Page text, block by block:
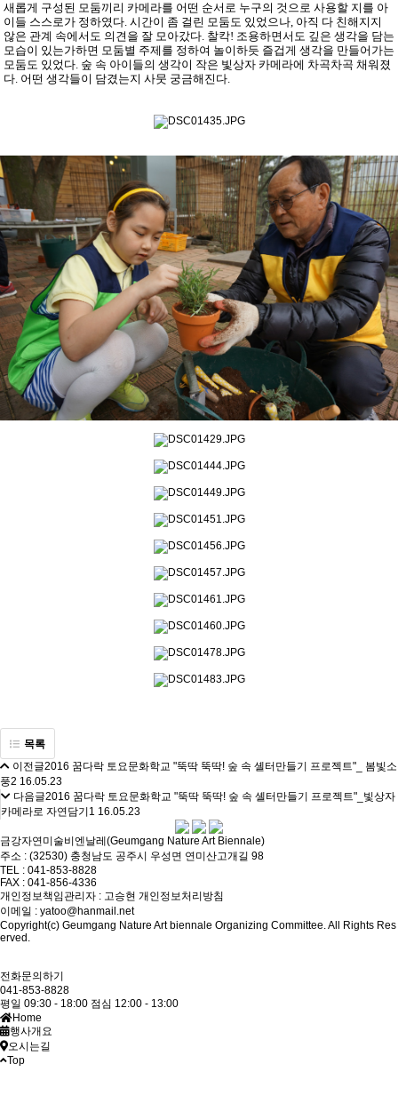
새롭게 구성된 모둠끼리 카메라를 어떤 순서로 누구의 것으로 사용할 지를 아
이들 스스로가 정하였다. 시간이 좀 걸린 모둠도 있었으나, 아직 다 친해지지
않은 관계 속에서도 의견을 잘 모아갔다. 찰칵! 조용하면서도 깊은 생각을 담는
모습이 있는가하면 모둠별 주제를 정하여 놀이하듯 즐겁게 생각을 만들어가는
모둠도 있었다. 숲 속 아이들의 생각이 작은 빛상자 카메라에 차곡차곡 채워졌
다. 어떤 생각들이 담겼는지 사뭇 궁금해진다.
목록
이전글2016 꿈다락 토요문화학교 "뚝딱 뚝딱! 숲 속 셸터만들기 프로젝트"_ 봄빛소
풍2 16.05.23
다음글2016 꿈다락 토요문화학교 "뚝딱 뚝딱! 숲 속 셸터만들기 프로젝트"_빛상자
카메라로 자연담기1 16.05.23
금강자연미술비엔날레(Geumgang Nature Art Biennale)
주소 : (32530) 충청남도 공주시 우성면 연미산고개길 98
TEL : 041-853-8828
FAX : 041-856-4336
개인정보책임관리자 : 고승현 개인정보처리방침
이메일 : yatoo@hanmail.net
Copyright(c) Geumgang Nature Art biennale Organizing Committee. All Rights Res
erved.
전화문의하기
041-853-8828
평일 09:30 - 18:00 점심 12:00 - 13:00
Home
행사개요
오시는길
Top